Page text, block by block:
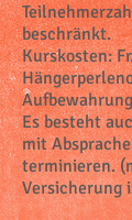
beschränkt.
Kurskosten:
Es besteht
mit
terminieren.
Versicherung